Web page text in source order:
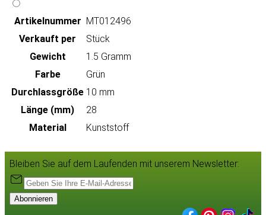
Artikeln‌ummer MT012496
Verkauft per
Stück
Gewicht
1.5 Gramm
Farbe
Grün
Durchlassgröße 10 mm
Länge (mm)
28
Material
Kunststoff
Bleiben Sie auf dem Laufenden mit unserem Newsletter:
Abonnieren